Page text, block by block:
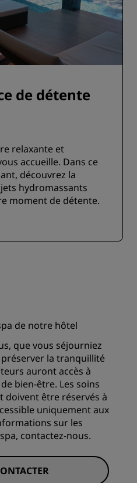
de détente
relaxante et
accueille. Dans ce
découvrez la
hydromassants
moment de détente.
de notre hôtel
que vous séjourniez
la tranquillité
auront accès à
bien-être. Les soins
doivent être réservés à
uniquement aux
sur les
contactez-nous.